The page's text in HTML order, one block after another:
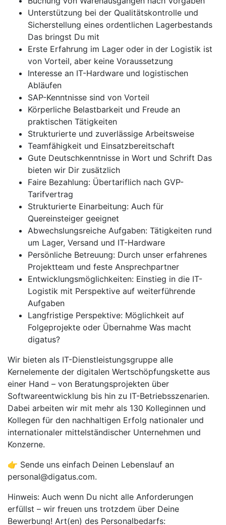
Unterstützung bei der Qualitätskontrolle und
Sicherstellung eines ordentlichen Lagerbestands
Das bringst Du mit
Erste Erfahrung im Lager oder in der Logistik ist
von Vorteil, aber keine Voraussetzung
Interesse an IT-Hardware und logistischen
Abläufen
SAP-Kenntnisse sind von Vorteil
Körperliche Belastbarkeit und Freude an
praktischen Tätigkeiten
Strukturierte und zuverlässige Arbeitsweise
Teamfähigkeit und Einsatzbereitschaft
Gute Deutschkenntnisse in Wort und Schrift Das
bieten wir Dir zusätzlich
Faire Bezahlung: Übertariflich nach GVP-
Tarifvertrag
Strukturierte Einarbeitung: Auch für
Quereinsteiger geeignet
Abwechslungsreiche Aufgaben: Tätigkeiten rund
um Lager, Versand und IT-Hardware
Persönliche Betreuung: Durch unser erfahrenes
Projektteam und feste Ansprechpartner
Entwicklungsmöglichkeiten: Einstieg in die IT-
Logistik mit Perspektive auf weiterführende
Aufgaben
Langfristige Perspektive: Möglichkeit auf
Folgeprojekte oder Übernahme Was macht
digatus?
Wir bieten als IT-Dienstleistungsgruppe alle
Kernelemente der digitalen Wertschöpfungskette aus
einer Hand – von Beratungsprojekten über
Softwareentwicklung bis hin zu IT-Betriebsszenarien.
Dabei arbeiten wir mit mehr als 130 Kolleginnen und
Kollegen für den nachhaltigen Erfolg nationaler und
internationaler mittelständischer Unternehmen und
Konzerne.
👉 Sende uns einfach Deinen Lebenslauf an
personal@digatus.com.
Hinweis: Auch wenn Du nicht alle Anforderungen
erfüllst – wir freuen uns trotzdem über Deine
Bewerbung! Art(en) des Personalbedarfs: